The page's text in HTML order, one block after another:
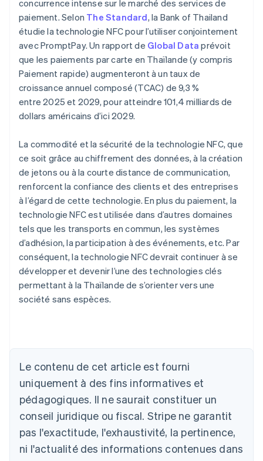
concurrence intense sur le marché des services de
paiement. Selon The Standard, la Bank of Thailand
étudie la technologie NFC pour l’utiliser conjointement
avec PromptPay. Un rapport de Global Data prévoit
que les paiements par carte en Thaïlande (y compris
Paiement rapide) augmenteront à un taux de
croissance annuel composé (TCAC) de 9,3 %
entre 2025 et 2029, pour atteindre 101,4 milliards de
dollars américains d’ici 2029.
La commodité et la sécurité de la technologie NFC, que
ce soit grâce au chiffrement des données, à la création
de jetons ou à la courte distance de communication,
renforcent la confiance des clients et des entreprises
à l’égard de cette technologie. En plus du paiement, la
technologie NFC est utilisée dans d’autres domaines
tels que les transports en commun, les systèmes
d’adhésion, la participation à des événements, etc. Par
conséquent, la technologie NFC devrait continuer à se
développer et devenir l’une des technologies clés
permettant à la Thaïlande de s’orienter vers une
société sans espèces.
Le contenu de cet article est fourni
uniquement à des fins informatives et
pédagogiques. Il ne saurait constituer un
conseil juridique ou fiscal. Stripe ne garantit
pas l'exactitude, l'exhaustivité, la pertinence,
ni l'actualité des informations contenues dans
Allemagne
DeutschEnglish
Australie
English
Autriche
Deutsch English
Belgique
NederlandsFrançaisDeutschEnglish